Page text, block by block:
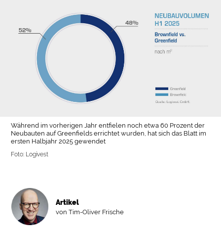
Während im vorherigen Jahr entfielen noch etwa 60 Prozent der
Neubauten auf Greenfields errichtet wurden, hat sich das Blatt im
ersten Halbjahr 2025 gewendet
Foto: Logivest
Artikel
von Tim-Oliver Frische